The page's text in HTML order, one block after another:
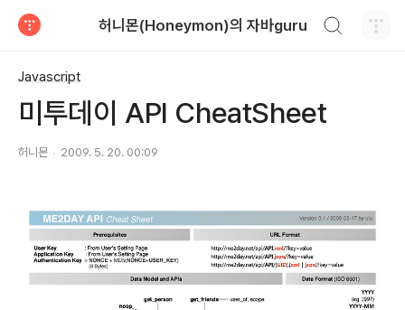
허니몬(Honeymon)의 자바guru
Javascript
미투데이 API CheatSheet
허니몬 2009. 5. 20. 00:09